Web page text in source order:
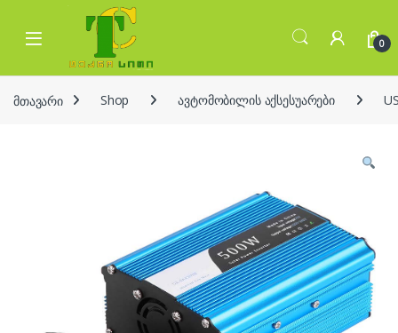
Skip to navigation
Skip to content
Open 0
მთავარი Shop ავტომობილის აქსესუარები